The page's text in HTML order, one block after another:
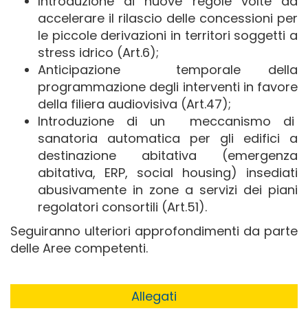
accelerare il rilascio delle concessioni per
le piccole derivazioni in territori soggetti a
stress idrico (Art.6);
Anticipazione temporale della
programmazione degli interventi in favore
della filiera audiovisiva (Art.47);
Introduzione di un meccanismo di
sanatoria automatica per gli edifici a
destinazione abitativa (emergenza
abitativa, ERP, social housing) insediati
abusivamente in zone a servizi dei piani
regolatori consortili (Art.51).
Seguiranno ulteriori approfondimenti da parte
delle Aree competenti.
Allegati